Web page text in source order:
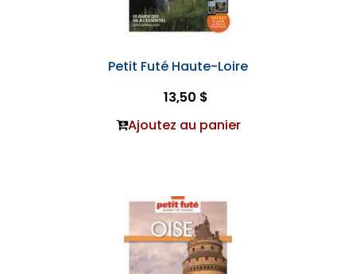
Petit Futé Haute-Loire
13,50 $
Ajoutez au panier